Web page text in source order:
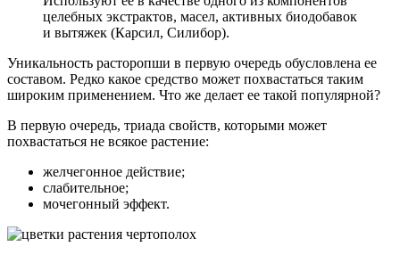
целебных экстрактов, масел, активных биодобавок
и вытяжек (Карсил, Силибор).
Уникальность расторопши в первую очередь обусловлена ее
составом. Редко какое средство может похвастаться таким
широким применением. Что же делает ее такой популярной?
В первую очередь, триада свойств, которыми может
похвастаться не всякое растение:
желчегонное действие;
слабительное;
мочегонный эффект.